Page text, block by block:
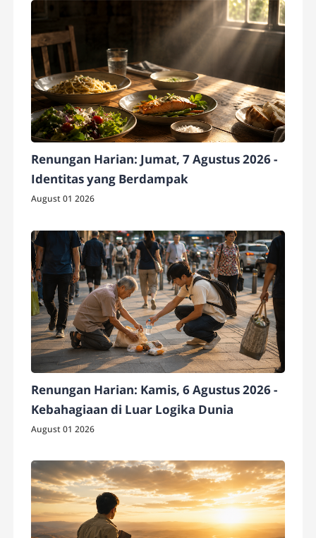
Renungan Harian: Jumat, 7 Agustus 2026 -
Identitas yang Berdampak
August 01 2026
Renungan Harian: Kamis, 6 Agustus 2026 -
Kebahagiaan di Luar Logika Dunia
August 01 2026